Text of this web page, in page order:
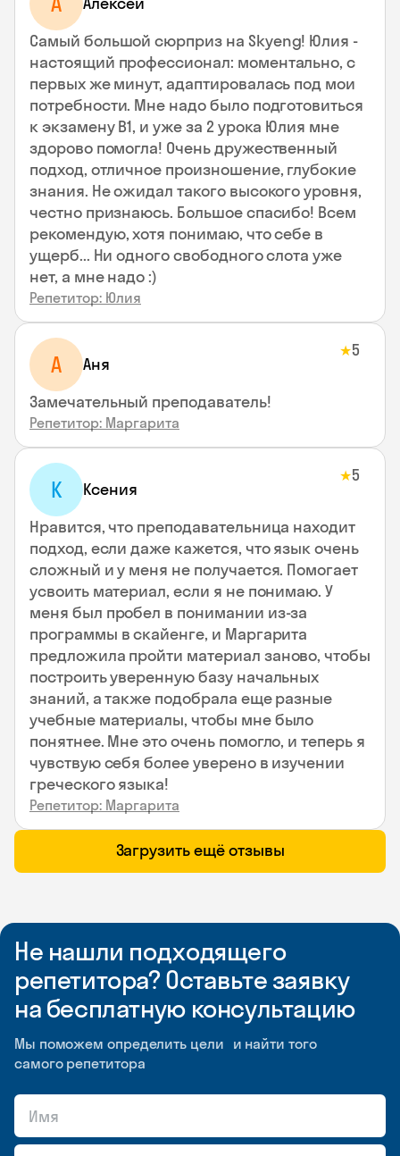
Самый большой сюрприз на Skyeng! Юлия -
настоящий профессионал: моментально, с
первых же минут, адаптировалась под мои
потребности. Мне надо было подготовиться
к экзамену В1, и уже за 2 урока Юлия мне
здорово помогла! Очень дружественный
подход, отличное произношение, глубокие
знания. Не ожидал такого высокого уровня,
честно признаюсь. Большое спасибо! Всем
рекомендую, хотя понимаю, что себе в
ущерб... Ни одного свободного слота уже
нет, а мне надо :)
Репетитор: Юлия
А Аня
★5
Замечательный преподаватель!
Репетитор: Маргарита
К Ксения
★5
Нравится, что преподавательница находит
подход, если даже кажется, что язык очень
сложный и у меня не получается. Помогает
усвоить материал, если я не понимаю. У
меня был пробел в понимании из-за
программы в скайенге, и Маргарита
предложила пройти материал заново, чтобы
построить уверенную базу начальных
знаний, а также подобрала еще разные
учебные материалы, чтобы мне было
понятнее. Мне это очень помогло, и теперь я
чувствую себя более уверено в изучении
греческого языка!
Репетитор: Маргарита
Загрузить ещё отзывы
Не нашли подходящего
репетитора? Оставьте заявку
на бесплатную консультацию
Мы поможем определить цели и найти того
самого репетитора